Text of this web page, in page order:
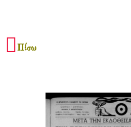
Πίσω